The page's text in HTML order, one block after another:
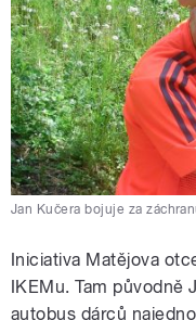
Jan Kučera bojuje za
Iniciativa Matějova
IKEMu. Tam původně
autobus dárců